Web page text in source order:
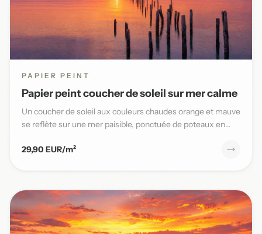
PAPIER PEINT
Papier peint coucher de soleil sur mer calme
Un coucher de soleil aux couleurs chaudes orange et mauve
se reflète sur une mer paisible, ponctuée de poteaux en
29,90 EUR/m²